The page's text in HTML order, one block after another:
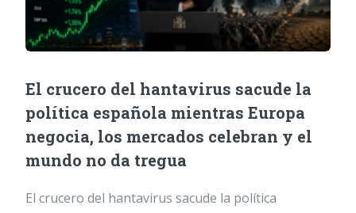
El crucero del hantavirus sacude la
política española mientras Europa
negocia, los mercados celebran y el
mundo no da tregua
El crucero del hantavirus sacude la política